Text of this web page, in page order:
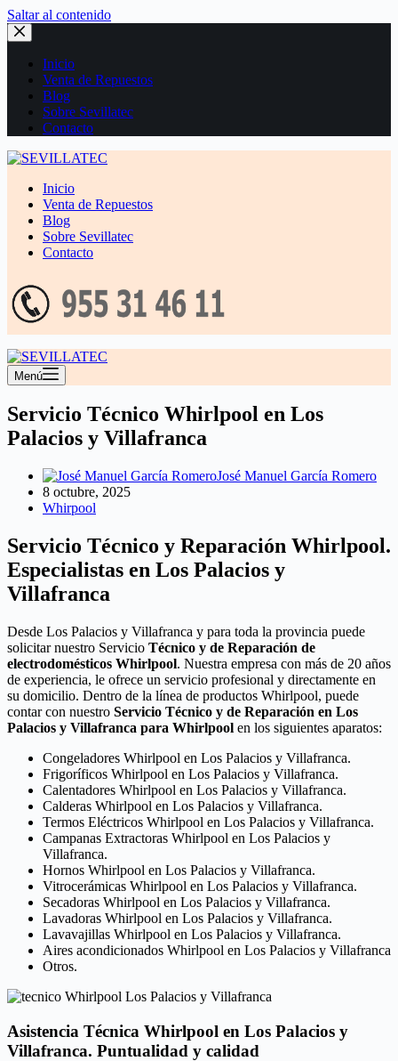
Saltar al contenido
Inicio
Venta de Repuestos
Blog
Sobre Sevillatec
Contacto
Inicio
Venta de Repuestos
Blog
Sobre Sevillatec
Contacto
Menú
Servicio Técnico Whirlpool en Los
Palacios y Villafranca
José Manuel García Romero
8 octubre, 2025
Whirpool
Servicio Técnico y Reparación Whirlpool.
Especialistas en Los Palacios y
Villafranca
Desde Los Palacios y Villafranca y para toda la provincia puede
solicitar nuestro Servicio Técnico y de Reparación de
electrodomésticos Whirlpool. Nuestra empresa con más de 20 años
de experiencia, le ofrece un servicio profesional y directamente en
su domicilio. Dentro de la línea de productos Whirlpool, puede
contar con nuestro Servicio Técnico y de Reparación en Los
Palacios y Villafranca para Whirlpool en los siguientes aparatos:
Congeladores Whirlpool en Los Palacios y Villafranca.
Frigoríficos Whirlpool en Los Palacios y Villafranca.
Calentadores Whirlpool en Los Palacios y Villafranca.
Calderas Whirlpool en Los Palacios y Villafranca.
Termos Eléctricos Whirlpool en Los Palacios y Villafranca.
Campanas Extractoras Whirlpool en Los Palacios y
Villafranca.
Hornos Whirlpool en Los Palacios y Villafranca.
Vitrocerámicas Whirlpool en Los Palacios y Villafranca.
Secadoras Whirlpool en Los Palacios y Villafranca.
Lavadoras Whirlpool en Los Palacios y Villafranca.
Lavavajillas Whirlpool en Los Palacios y Villafranca.
Aires acondicionados Whirlpool en Los Palacios y Villafranca
Otros.
Asistencia Técnica Whirlpool en Los Palacios y
Villafranca. Puntualidad y calidad